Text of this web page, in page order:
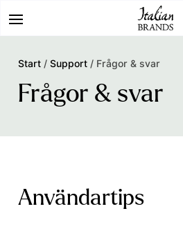
Start/Support/ Frågor & svar
Frågor & svar
Användartips